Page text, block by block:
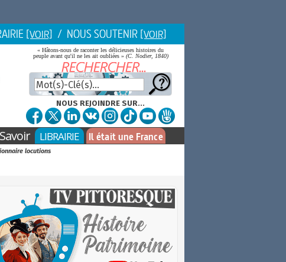
[VOIR] / NOUS SOUTENIR [VOIR]
« Hâtons-nous de raconter les délicieuses histoires du
peuple avant qu'il ne les ait oubliées » (C. Nodier, 1840)
NOUS REJOINDRE SUR...
LIBRAIRIE Il était une France
locutions